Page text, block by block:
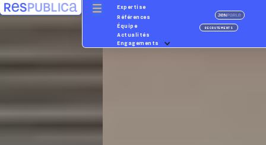
Expertise
Références
Équipe
Actualités
Engagements
RECRUTEMENTS